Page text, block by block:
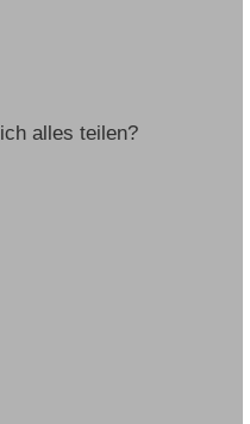
alles teilen?